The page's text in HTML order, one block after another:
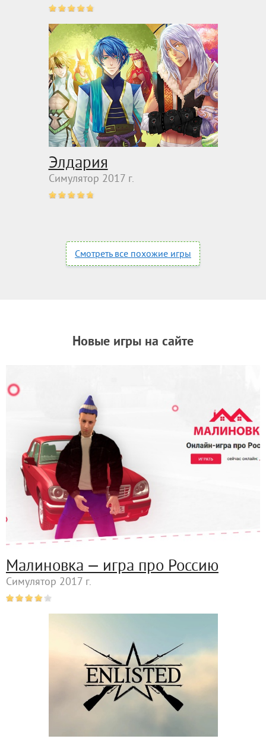
Элдария
Симулятор 2017 г.
Смотреть все похожие игры
Новые игры на сайте
Малиновка — игра про Россию
Симулятор 2017 г.